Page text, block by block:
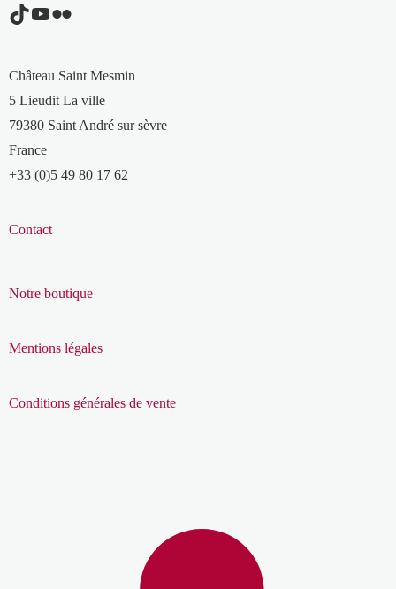
TikTok
YouTube
Flickr
Château Saint Mesmin
5 Lieudit La ville
79380 Saint André sur sèvre
France
+33 (0)5 49 80 17 62
Contact
Notre boutique
Mentions légales
Conditions générales de vente